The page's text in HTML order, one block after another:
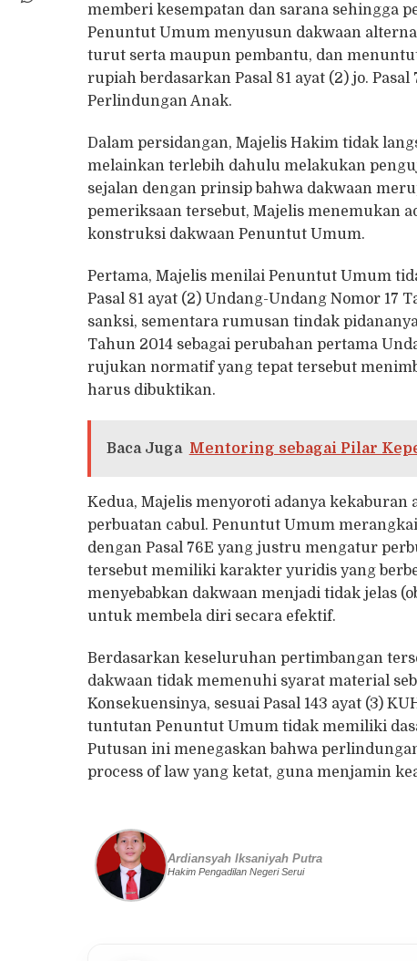
memberi kesempatan dan sarana sehingga
Penuntut Umum menyusun dakwaan
turut serta maupun pembantu, dan
rupiah berdasarkan Pasal 81 ayat (2) jo.
Perlindungan Anak.
Dalam persidangan, Majelis Hakim tidak
melainkan terlebih dahulu melakukan
sejalan dengan prinsip bahwa dakwaan
pemeriksaan tersebut, Majelis menemukan
konstruksi dakwaan Penuntut Umum.
Pertama, Majelis menilai Penuntut Umum
Pasal 81 ayat (2) Undang-Undang Nomor
sanksi, sementara rumusan tindak
Tahun 2014 sebagai perubahan pertama
rujukan normatif yang tepat tersebut
harus dibuktikan.
Baca Juga Mentoring sebagai Pilar
Kedua, Majelis menyoroti adanya
perbuatan cabul. Penuntut Umum
dengan Pasal 76E yang justru mengatur
tersebut memiliki karakter yuridis yang
menyebabkan dakwaan menjadi tidak jelas
untuk membela diri secara efektif.
Berdasarkan keseluruhan pertimbangan
dakwaan tidak memenuhi syarat material
Konsekuensinya, sesuai Pasal 143 ayat (3)
tuntutan Penuntut Umum tidak memiliki
Putusan ini menegaskan bahwa
process of law yang ketat, guna menjamin
Ardiansyah Iksaniyah Putra
Hakim Pengadilan Negeri Serui